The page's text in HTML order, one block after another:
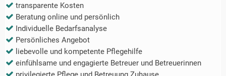
transparente Kosten
Beratung online und persönlich
Individuelle Bedarfsanalyse
Persönliches Angebot
liebevolle und kompetente Pflegehilfe
einfühlsame und engagierte Betreuer und Betreuerinnen